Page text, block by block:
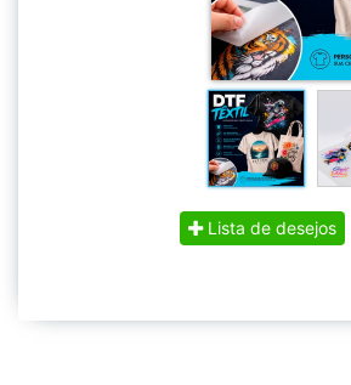
Lista de desejos